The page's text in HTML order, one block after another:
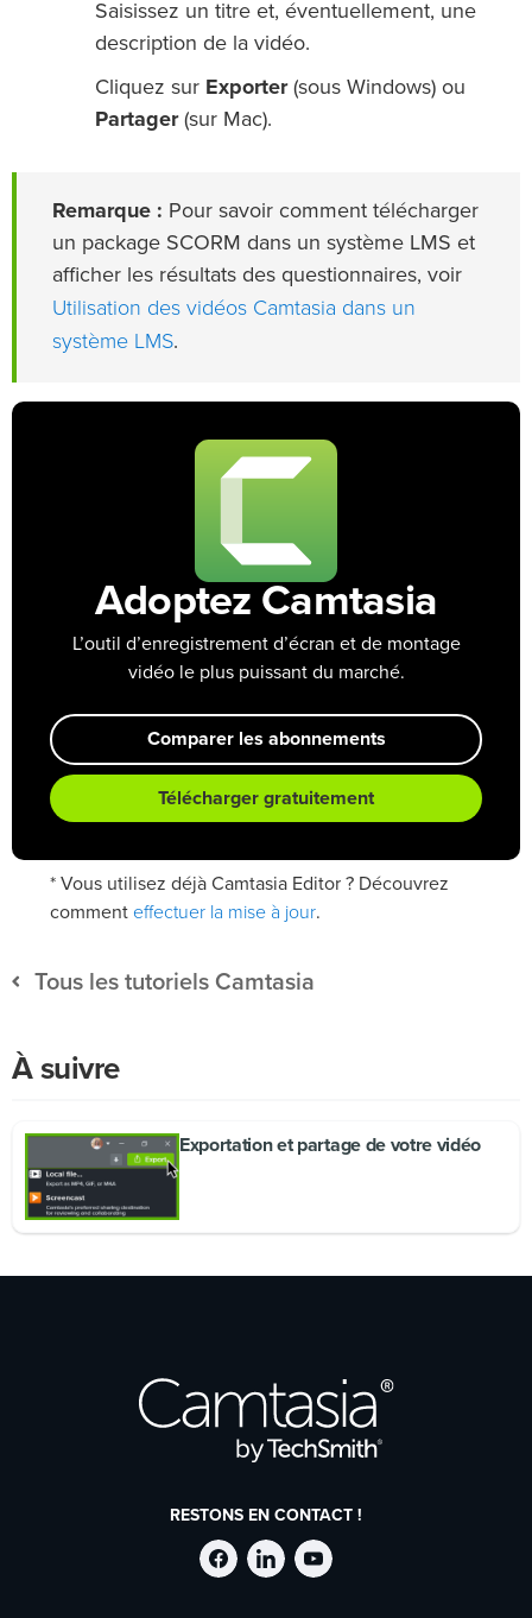
Saisissez un titre et, éventuellement, une
description de la vidéo.
Cliquez sur Exporter(sous Windows) ou
Partager(sur Mac).
Remarque : Pour savoir comment télécharger
un package SCORM dans un système LMS et
afficher les résultats des questionnaires, voir
Utilisation des vidéos Camtasia dans un
système LMS.
Adoptez Camtasia
L’outil d’enregistrement d’écran et de montage
vidéo le plus puissant du marché.
Comparer les abonnements
Télécharger gratuitement
* Vous utilisez déjà Camtasia Editor ? Découvrez
comment effectuer la mise à jour.
Tous les tutoriels Camtasia
À suivre
Exportation et partage de votre vidéo
RESTONS EN CONTACT !
Suivre
SuivreSuivre